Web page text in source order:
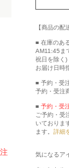
【商品の配
■ 在庫のあ
AM11:45ま
祝日を除く)
お届け日時
■ 予約・受
予約・受注
■ 予約・受
ご予約・受
いておりま
ます。 詳細
気になるア